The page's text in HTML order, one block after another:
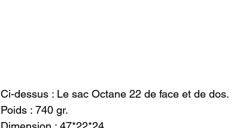
Ci-dessus : Le sac Octane 22 de face et de dos.
Poids : 740 gr.